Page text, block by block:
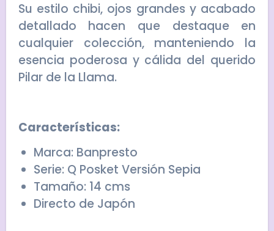
Su estilo chibi, ojos grandes y acabado
detallado hacen que destaque en
cualquier colección, manteniendo la
esencia poderosa y cálida del querido
Pilar de la Llama.
Características:
Marca: Banpresto
Serie: Q Posket Versión Sepia
Tamaño: 14 cms
Directo de Japón